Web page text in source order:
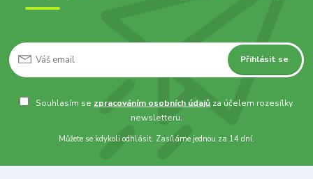
Přihlásit se
Souhlasím se zpracováním osobních údajů za účelem rozesílky
newsletteru.
Můžete se kdykoli odhlásit. Zasíláme jednou za 14 dní.